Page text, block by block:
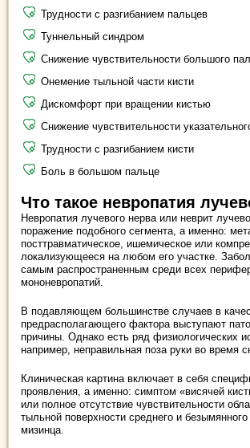
Трудности с разгибанием пальцев
Туннельный синдром
Снижение чувствительности большого
Онемение тыльной части кисти
Дискомфорт при вращении кистью
Снижение чувствительности
Трудности с разгибанием кисти
Боль в большом пальце
Что такое невропатия
Невропатия лучевого нерва или неврит
поражение подобного сегмента, а именно:
посттравматическое, ишемическое или
локализующееся на любом его участке.
самым распространенным среди всех
мононевропатий.
В подавляющем большинстве случаев в
предрасполагающего фактора выступают
причины. Однако есть ряд физиологических
например, неправильная поза руки во время
Клиническая картина включает в себя
проявления, а именно: симптом «висячей
или полное отсутствие чувствительности
тыльной поверхности среднего и
мизинца.